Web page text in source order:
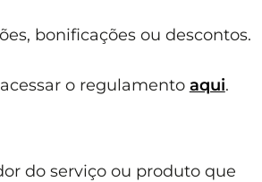
bonificações ou descontos.
o regulamento aqui.
do serviço ou produto que